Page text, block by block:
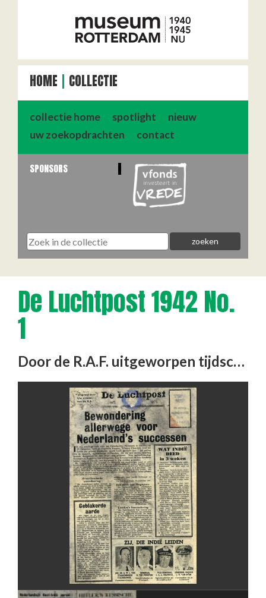
HOME COLLECTIE
collectie home spotlight
nieuw
uw zoekopdrachten
contact
SPONSORS
De Luchtpost 1942 No.
1
Door de R.A.F. uitgeworpen tijdschrift.